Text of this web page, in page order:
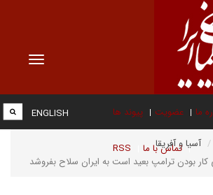
Toggle
ما عضویت پیوند ها
تماس با ما RSS
ENGLISH
آسیا و آفریقا
کار بودن ترامپ بعید است به ایران سلاح بفروشد